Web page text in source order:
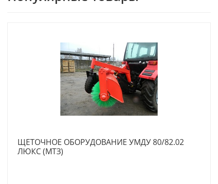
ЩЕТОЧНОЕ ОБОРУДОВАНИЕ УМДУ 80/82.02
ЛЮКС (МТЗ)